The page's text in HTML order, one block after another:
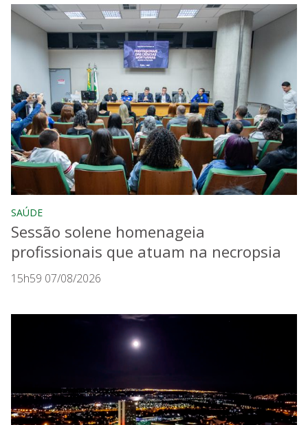
SAÚDE
Sessão solene homenageia
profissionais que atuam na necropsia
15h59 07/08/2026